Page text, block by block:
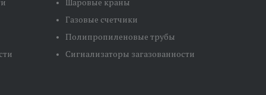
Газовые счетчики
Полипропиленовые трубы
Сигнализаторы загазованности